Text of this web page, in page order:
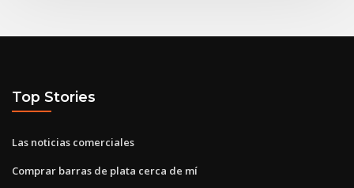
Top Stories
Las noticias comerciales
Comprar barras de plata cerca de mí